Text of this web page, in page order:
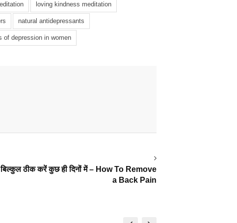
loving kindness meditation
natural antidepressants
of depression in women
बिल्कुल ठीक करें कुछ ही दिनों में – How To Remove
a Back Pain